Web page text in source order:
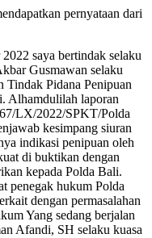
pernyataan dari
saya bertindak selaku
Gusmawan selaku
Pidana Penipuan
Alhamdulilah laporan
LX/2022/SPKT/Polda
kesimpang siuran
indikasi penipuan oleh
di buktikan dengan
kepada Polda Bali.
penegak hukum Polda
dengan permasalahan
Yang sedang berjalan
Afandi, SH selaku kuasa